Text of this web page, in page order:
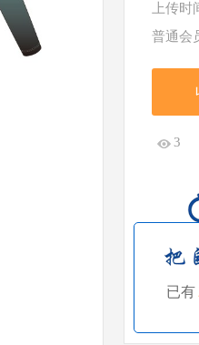
上传时
普通会
3
已有